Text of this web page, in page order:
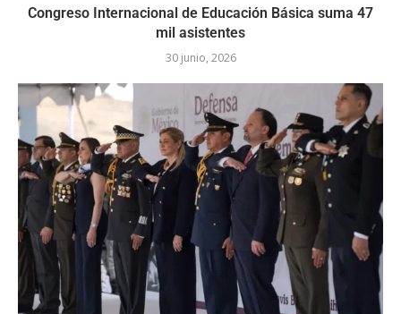
Congreso Internacional de Educación Básica suma 47
mil asistentes
30 junio, 2026